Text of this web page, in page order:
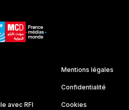
avec RFI
Mentions légales
Confidentialité
Cookies